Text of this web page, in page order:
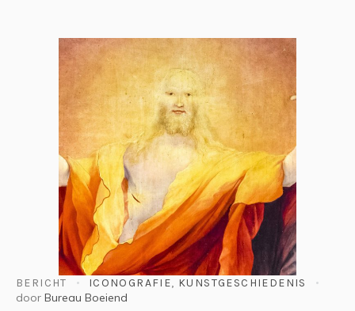
BERICHT ICONOGRAFIE, KUNSTGESCHIEDENIS
door Bureau Boeiend